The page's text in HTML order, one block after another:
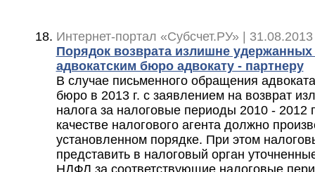
Интернет-портал «Субсчет.РУ» |
Порядок возврата излишне
адвокатским бюро адвокату - партнеру
В случае письменного обращения
бюро в 2013 г. с заявлением на возврат
налога за налоговые периоды 2010 - 2012
качестве налогового агента должно
установленном порядке. При этом
представить в налоговый орган
НДФЛ за соответствующие налоговые